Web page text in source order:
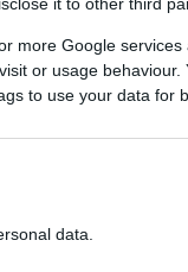
more Google
or usage behaviour.
to use your data for
data.